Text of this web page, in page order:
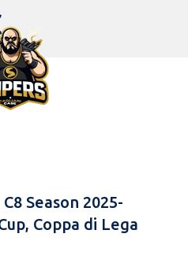
Season 2025-
Coppa di Lega